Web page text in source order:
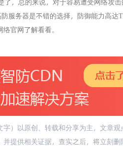
服务器是不错的选择，防御能力高达
官网了解看看。
）以原创、转载和分享为主，文章
提供相关证据，查实之后，将立刻删